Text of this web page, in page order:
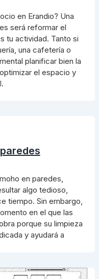
en Erandio? Una
será reformar el
tu actividad. Tanto si
una cafetería o
planificar bien la
el espacio y
en paredes,
algo tedioso,
tiempo. Sin embargo,
en el que las
porque su limpieza
y ayudará a